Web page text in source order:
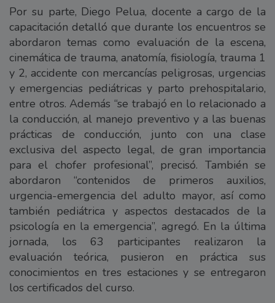
Por su parte, Diego Pelua, docente a cargo de la
capacitación detalló que durante los encuentros se
abordaron temas como evaluación de la escena,
cinemática de trauma, anatomía, fisiología, trauma 1
y 2, accidente con mercancías peligrosas, urgencias
y emergencias pediátricas y parto prehospitalario,
entre otros. Además “se trabajó en lo relacionado a
la conducción, al manejo preventivo y a las buenas
prácticas de conducción, junto con una clase
exclusiva del aspecto legal, de gran importancia
para el chofer profesional”, precisó. También se
abordaron “contenidos de primeros auxilios,
urgencia-emergencia del adulto mayor, así como
también pediátrica y aspectos destacados de la
psicología en la emergencia”, agregó. En la última
jornada, los 63 participantes realizaron la
evaluación teórica, pusieron en práctica sus
conocimientos en tres estaciones y se entregaron
los certificados del curso.